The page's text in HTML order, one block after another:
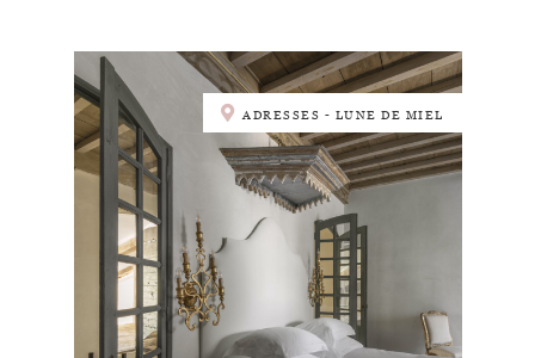
ADRESSES - LUNE DE MIEL